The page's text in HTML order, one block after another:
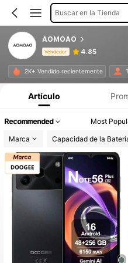
Buscar en la Tienda
AOMOAO
Vendedor 4.85
2K+ Vendido recientemente
Artículo
Recommended Most
Marca
Capacidad de la